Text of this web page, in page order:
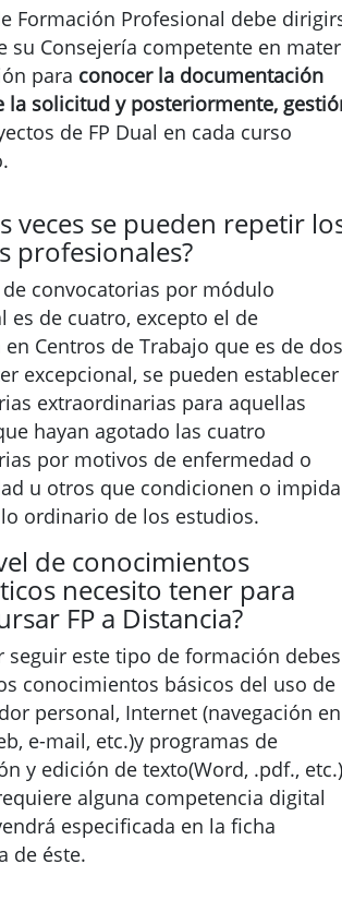
Formación Profesional debe
su Consejería competente en
para conocer la documentación
la solicitud y posteriormente,
de FP Dual en cada curso
veces se pueden repetir
profesionales?
convocatorias por módulo
es de cuatro, excepto el de
Centros de Trabajo que es de
excepcional, se pueden establecer
extraordinarias para aquellas
hayan agotado las cuatro
por motivos de enfermedad o
u otros que condicionen o
ordinario de los estudios.
de conocimientos
necesito tener para
FP a Distancia?
seguir este tipo de formación debes
conocimientos básicos del uso de
personal, Internet (navegación en
e-mail, etc.)y programas de
y edición de texto(Word, .pdf.,
alguna competencia digital
especificada en la ficha
de éste.